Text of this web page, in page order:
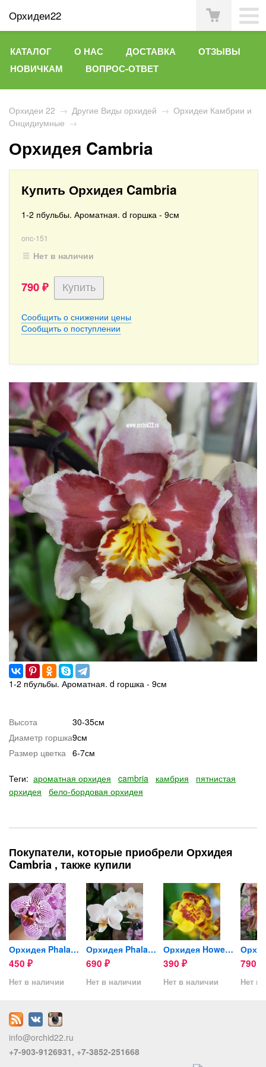
Орхидеи22
КАТАЛОГ О НАС ДОСТАВКА
ОТЗЫВЫ
НОВИЧКАМ
ВОПРОС-ОТВЕТ
Орхидеи 22 → Другие Виды орхидей → Орхидеи Камбрии и
Онцидиумные →
Орхидея Cambria
Купить Орхидея Cambria
1-2 пбульбы. Ароматная. d горшка - 9см
onc-151
Нет в наличии
790 ₽
Сообщить о снижении цены
Сообщить о поступлении
1-2 пбульбы. Ароматная. d горшка - 9см
Высота
30-35см
Диаметр горшка9см
Размер цветка 6-7см
Теги: ароматная орхидея cambria камбрия
пятнистая
орхидея
бело-бордовая орхидея
Покупатели, которые приобрели Орхидея
Cambria , также купили
Орхидея Phalaenopsis, mini
450 ₽
Нет в наличии
Орхидея Phalaenopsis, mini
690 ₽
Нет в наличии
Орхидея Howeara Chian-Tzy...
390 ₽
Нет в наличии
790
Нет в
info@orchid22.ru
+7-903-9126931, +7-3852-251668